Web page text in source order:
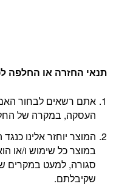
תנאי החזרה או החלפה
אתם רשאים לבחור
העסקה, במקרה של
המוצר יוחזר אלינו
במוצר כל שימוש ו/או
סגורה, למעט במקרים
שקיבלתם.